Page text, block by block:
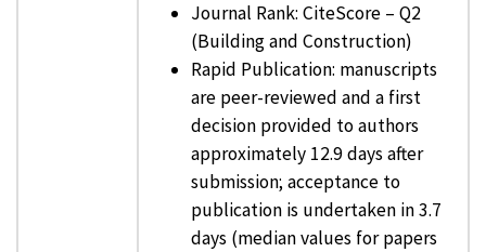
Journal Rank: CiteScore – Q2
(Building and Construction)
Rapid Publication: manuscripts
are peer-reviewed and a first
decision provided to authors
approximately 12.9 days after
submission; acceptance to
publication is undertaken in 3.7
days (median values for papers